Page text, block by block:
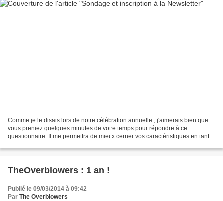
Comme je le disais lors de notre célébration annuelle , j'aimerais bien que
vous preniez quelques minutes de votre temps pour répondre à ce
questionnaire. Il me permettra de mieux cerner vos caractéristiques en tant
TheOverblowers : 1 an !
Publié le 09/03/2014 à 09:42
Par The Overblowers